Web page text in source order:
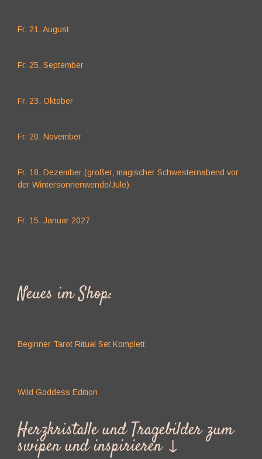
Fr. 21. August
Fr. 25. September
Fr. 23. Oktober
Fr. 20. November
Fr. 18. Dezember (großer, magischer Schwesternabend vor
der Wintersonnenwende/Jule)
Fr. 15. Januar 2027
Neues im Shop:
Beginner Tarot Ritual Set Komplett
Wild Goddess Edition
Herzkristalle und Tragebilder zum
swipen und inspirieren ↓